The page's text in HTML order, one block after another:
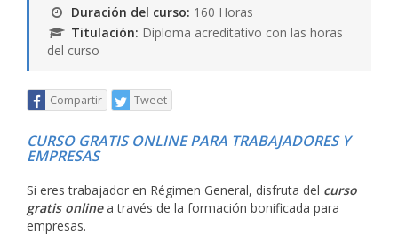
Duración del curso: 160 Horas
Titulación: Diploma acreditativo con las horas
del curso
Compartir Tweet
CURSO GRATIS ONLINE PARA TRABAJADORES Y
EMPRESAS
Si eres trabajador en Régimen General, disfruta del curso
gratis onlinea través de la formación bonificada para
empresas.